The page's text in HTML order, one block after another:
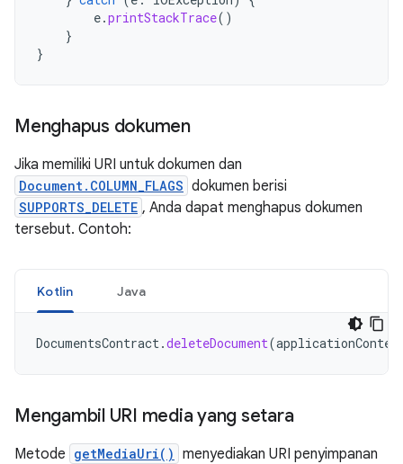
e.printStackTrace()
}
}
Menghapus dokumen
Jika memiliki URI untuk dokumen dan
Document.COLUMN_FLAGS dokumen berisi
SUPPORTS_DELETE , Anda dapat menghapus dokumen
tersebut. Contoh:
Kotlin Java
DocumentsContract.deleteDocument(
Mengambil URI media yang setara
Metode getMediaUri() menyediakan URI penyimpanan